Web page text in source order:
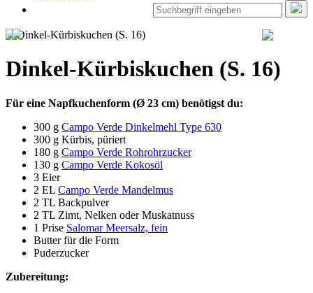
Dinkel-Kürbiskuchen (S. 16)
Für eine Napfkuchenform (Ø 23 cm) benötigst du:
300 g Campo Verde Dinkelmehl Type 630
300 g Kürbis, püriert
180 g Campo Verde Rohrohrzucker
130 g Campo Verde Kokosöl
3 Eier
2 EL Campo Verde Mandelmus
2 TL Backpulver
2 TL Zimt, Nelken oder Muskatnuss
1 Prise Salomar Meersalz, fein
Butter für die Form
Puderzucker
Zubereitung: